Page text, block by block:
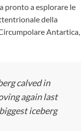
pronto a esplorare le
della
Antartica,
calved in
again last
iceberg